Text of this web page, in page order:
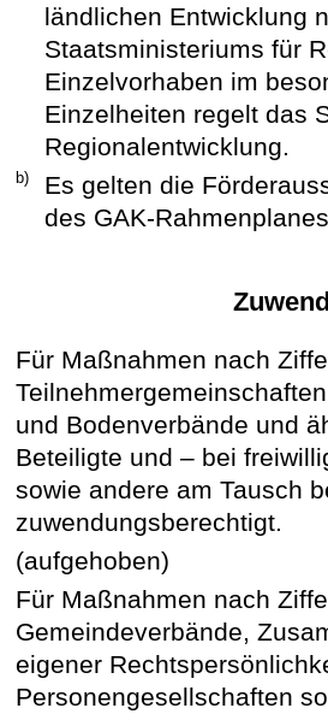
ländlichen Entwicklung
Staatsministeriums für
Einzelvorhaben im
Einzelheiten regelt das
Regionalentwicklung.
b)
Es gelten die
des GAK-
Für Maßnahmen nach
und Bodenverbände und
Beteiligte und – bei
sowie andere am Tausch
zuwendungsberechtigt.
(aufgehoben)
Für Maßnahmen nach
Gemeindeverbände,
eigener
Personengesellschaften